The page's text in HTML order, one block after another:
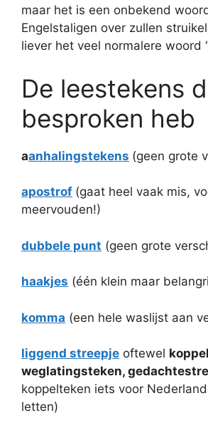
maar het is een onbekend
Engelstaligen over zullen
liever het veel normalere woord
De leestekens
besproken heb
aanhalingstekens (geen grote
apostrof (gaat heel vaak mis,
meervouden!)
dubbele punt (geen grote
haakjes (één klein maar
komma (een hele waslijst aan
liggend streepje oftewel
weglatingsteken,
koppelteken iets voor
letten)